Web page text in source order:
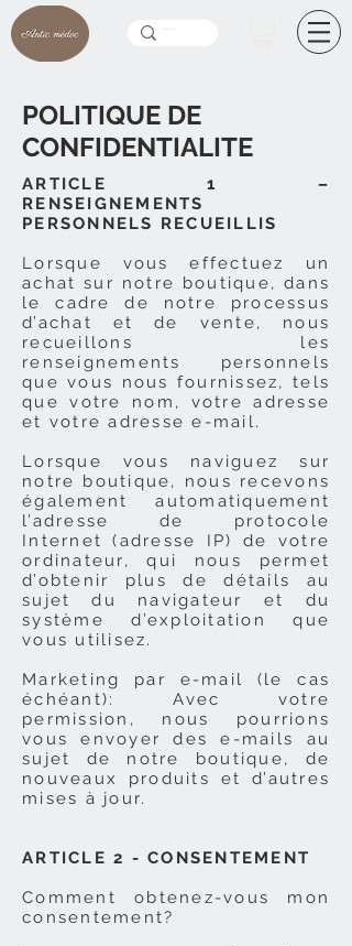
POLITIQUE DE
CONFIDENTIALITE
ARTICLE 1 –
RENSEIGNEMENTS
PERSONNELS RECUEILLIS
Lorsque vous effectuez un
achat sur notre boutique, dans
le cadre de notre processus
d’achat et de vente, nous
recueillons les
renseignements personnels
que vous nous fournissez, tels
que votre nom, votre adresse
et votre adresse e-mail.
Lorsque vous naviguez sur
notre boutique, nous recevons
également automatiquement
l’adresse de protocole
Internet (adresse IP) de votre
ordinateur, qui nous permet
d’obtenir plus de détails au
sujet du navigateur et du
système d’exploitation que
vous utilisez.
Marketing par e-mail (le cas
échéant): Avec votre
permission, nous pourrions
vous envoyer des e-mails au
sujet de notre boutique, de
nouveaux produits et d’autres
mises à jour.
ARTICLE 2 - CONSENTEMENT
Comment obtenez-vous mon
consentement?